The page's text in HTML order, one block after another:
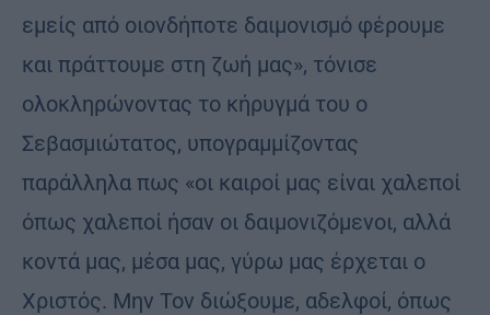
εμείς από οιονδήποτε δαιμονισμό φέρουμε
και πράττουμε στη ζωή μας», τόνισε
ολοκληρώνοντας το κήρυγμά του ο
Σεβασμιώτατος, υπογραμμίζοντας
παράλληλα πως «οι καιροί μας είναι χαλεποί
όπως χαλεποί ήσαν οι δαιμονιζόμενοι, αλλά
κοντά μας, μέσα μας, γύρω μας έρχεται ο
Χριστός. Μην Τον διώξουμε, αδελφοί, όπως